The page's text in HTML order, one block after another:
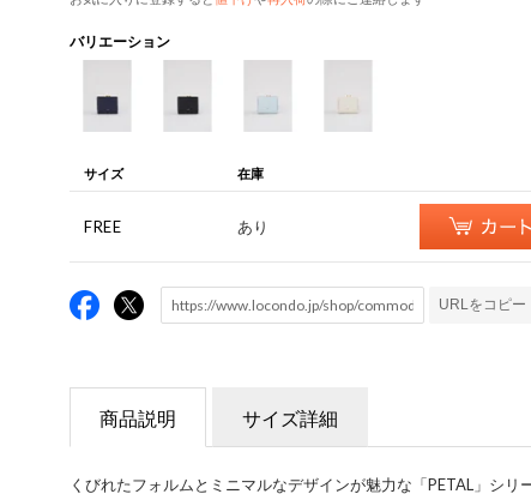
バリエーション
サイズ 在庫
FREE あり
URLをコピー
商品説明 サイズ詳細
くびれたフォルムとミニマルなデザインが魅力な「PETAL」シリ